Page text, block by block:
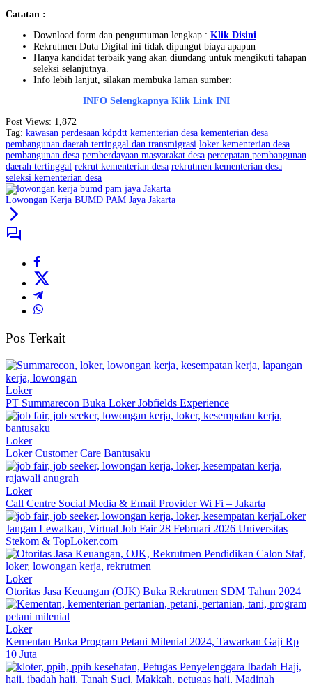
Catatan :
Download form dan pengumuman lengkap : Klik Disini
Rekrutmen Duta Digital ini tidak dipungut biaya apapun
Hanya kandidat terbaik yang akan diundang untuk mengikuti tahapan
seleksi selanjutnya.
Info lebih lanjut, silakan membuka laman sumber:
INFO Selengkapnya Klik Link INI
Post Views: 1,872
Tag: kawasan perdesaan kdpdtt kementerian desa kementerian desa
pembangunan daerah tertinggal dan transmigrasi loker kementerian desa
pembangunan desa pemberdayaan masyarakat desa percepatan pembangunan
daerah tertinggal rekrut kementerian desa rekrutmen kementerian desa
seleksi kementerian desa
Lowongan Kerja BUMD PAM Jaya Jakarta
Pos Terkait
Loker
PT Summarecon Buka Loker Jobfields Experience
Loker
Loker Customer Care Bantusaku
Loker
Call Centre Social Media & Email Provider Wi Fi – Jakarta
Loker
Jangan Lewatkan, Virtual Job Fair 28 Februari 2026 Universitas
Stekom & TopLoker.com
Loker
Otoritas Jasa Keuangan (OJK) Buka Rekrutmen SDM Tahun 2024
Loker
Kementan Buka Program Petani Milenial 2024, Tawarkan Gaji Rp
10 Juta